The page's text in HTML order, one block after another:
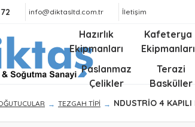
info@diktasltd.com.tr İletişim
Hazırlık
Ekipmanları
Kafeterya
Ekipmanları
Paslanmaz
Çelikler
Terazi
Basküller
TEZGAH TİPİ NDUSTRİO 4